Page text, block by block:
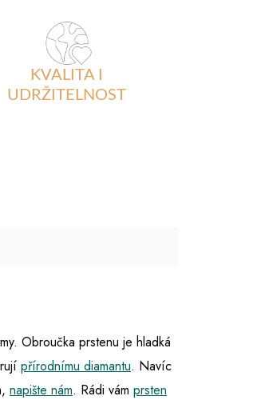
KVALITA I
UDRŽITELNOST
Obroučka prstenu je hladká
přírodnímu diamantu. Navíc
napište nám. Rádi vám prsten